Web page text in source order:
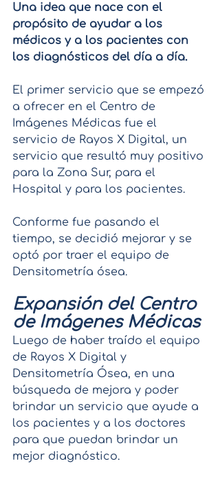
Una idea que nace con el
propósito de ayudar a los
médicos y a los pacientes con
los diagnósticos del día a día.
El primer servicio que se empezó
a ofrecer en el Centro de
Imágenes Médicas fue el
servicio de Rayos X Digital, un
servicio que resultó muy positivo
para la Zona Sur, para el
Hospital y para los pacientes.
Conforme fue pasando el
tiempo, se decidió mejorar y se
optó por traer el equipo de
Densitometría ósea.
Expansión del Centro
de Imágenes Médicas
Luego de haber traído el equipo
de Rayos X Digital y
Densitometría Ósea, en una
búsqueda de mejora y poder
brindar un servicio que ayude a
los pacientes y a los doctores
para que puedan brindar un
mejor diagnóstico.